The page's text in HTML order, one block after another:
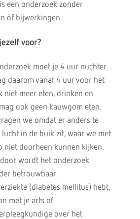
een onderzoek zonder
of bijwerkingen.
voor?
moet je 4 uur nuchter
daarom vanaf 4 uur voor het
niet meer eten, drinken en
ook geen kauwgom eten.
we omdat er anders te
lucht in de buik zit, waar we met
niet doorheen kunnen kijken.
wordt het onderzoek
betrouwbaar.
(diabetes mellitus) hebt,
met je arts of
over het